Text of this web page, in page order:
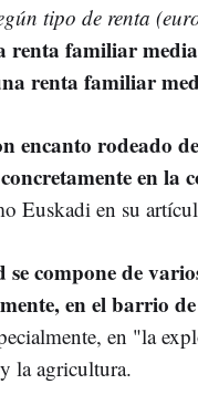
tipo de renta
renta familiar
renta familiar
encanto rodeado
en la
Euskadi en su
compone de
en el barrio
en "la
la agricultura.